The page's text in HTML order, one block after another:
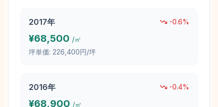
2017年 -0.6%
¥68,500 /㎡
坪単価: 226,400円/坪
2016年 -0.4%
¥68,900 /㎡